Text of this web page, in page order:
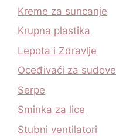
Kreme za suncanje
Krupna plastika
Lepota i Zdravlje
Oceđivači za sudove
Serpe
Sminka za lice
Stubni ventilatori